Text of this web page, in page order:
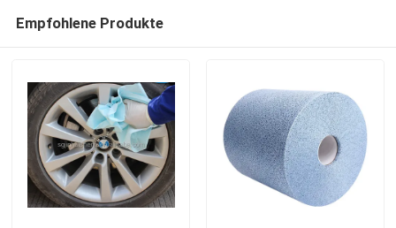
Empfohlene Produkte